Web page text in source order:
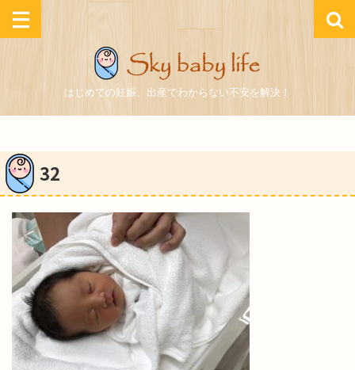
はじめての妊娠、出産でわからない不安を解決！
32